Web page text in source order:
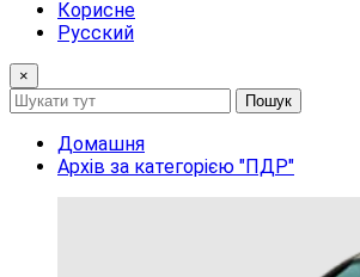
Корисне
Русский
×
Пошук
Домашня
Архів за категорією "ПДР"